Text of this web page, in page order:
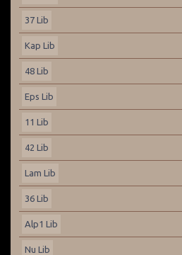
37 Lib
Kap Lib
48 Lib
Eps Lib
11 Lib
42 Lib
Lam Lib
36 Lib
Alp1 Lib
Nu Lib